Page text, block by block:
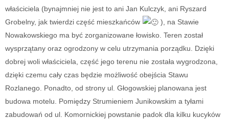
właściciela (bynajmniej nie jest to ani Jan Kulczyk, ani Ryszard
Grobelny, jak twierdzi część mieszkańców
), na Stawie
Nowakowskiego ma być zorganizowane łowisko. Teren został
wysprzątany oraz ogrodzony w celu utrzymania porządku. Dzięki
dobrej woli właściciela, część jego terenu nie została wygrodzona,
dzięki czemu cały czas będzie możliwość obejścia Stawu
Rozlanego. Ponadto, od strony ul. Głogowskiej planowana jest
budowa motelu. Pomiędzy Strumieniem Junikowskim a tyłami
zabudowań od ul. Komornickiej powstanie padok dla kilku kucyków